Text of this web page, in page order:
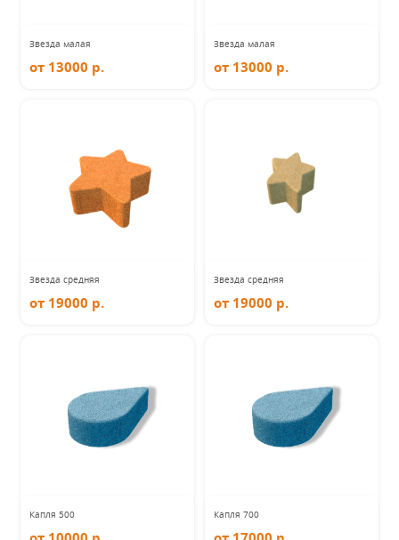
Звезда малая
от 13000 р.
Звезда малая
от 13000 р.
Звезда средняя
от 19000 р.
Звезда средняя
от 19000 р.
Капля 500 Капля 700